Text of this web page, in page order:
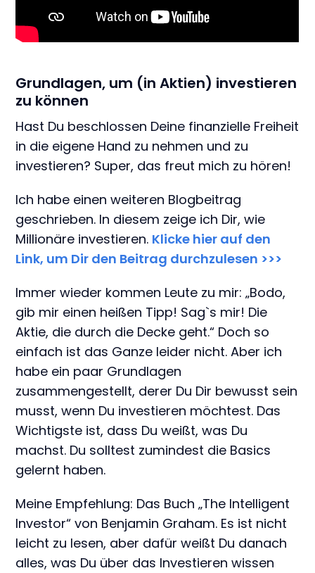
Grundlagen, um (in Aktien) investieren
zu können
Hast Du beschlossen Deine finanzielle Freiheit
in die eigene Hand zu nehmen und zu
investieren? Super, das freut mich zu hören!
Ich habe einen weiteren Blogbeitrag
geschrieben. In diesem zeige ich Dir, wie
Millionäre investieren. Klicke hier auf den
Link, um Dir den Beitrag durchzulesen >>>
Immer wieder kommen Leute zu mir: „Bodo,
gib mir einen heißen Tipp! Sag`s mir! Die
Aktie, die durch die Decke geht.“ Doch so
einfach ist das Ganze leider nicht. Aber ich
habe ein paar Grundlagen
zusammengestellt, derer Du Dir bewusst sein
musst, wenn Du investieren möchtest. Das
Wichtigste ist, dass Du weißt, was Du
machst. Du solltest zumindest die Basics
gelernt haben.
Meine Empfehlung: Das Buch „The Intelligent
Investor“ von Benjamin Graham. Es ist nicht
leicht zu lesen, aber dafür weißt Du danach
alles, was Du über das Investieren wissen